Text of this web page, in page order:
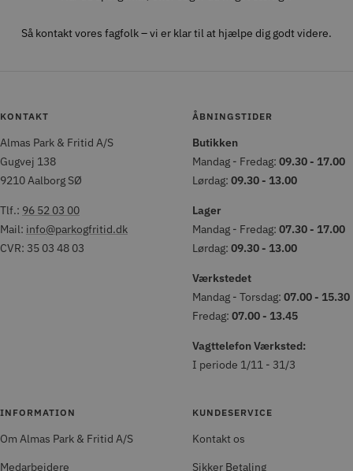
Så kontakt vores fagfolk – vi er klar til at hjælpe dig godt videre.
KONTAKT
Almas Park & Fritid A/S
Gugvej 138
9210 Aalborg SØ
Tlf.: 96 52 03 00
Mail: info@parkogfritid.dk
CVR: 35 03 48 03
ÅBNINGSTIDER
Butikken
Mandag - Fredag: 09.30 - 17.00
Lørdag: 09.30 - 13.00
Lager
Mandag - Fredag: 07.30 - 17.00
Lørdag: 09.30 - 13.00
Værkstedet
Mandag - Torsdag: 07.00 - 15.30
Fredag: 07.00 - 13.45
Vagttelefon Værksted:
I periode 1/11 - 31/3
INFORMATION
Om Almas Park & Fritid A/S
Medarbejdere
KUNDESERVICE
Kontakt os
Sikker Betaling